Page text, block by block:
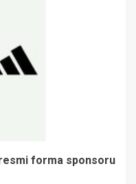
resmi forma sponsoru